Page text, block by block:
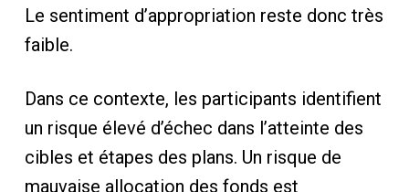
Le sentiment d’appropriation reste donc très
faible.
Dans ce contexte, les participants identifient
un risque élevé d’échec dans l’atteinte des
cibles et étapes des plans. Un risque de
mauvaise allocation des fonds est